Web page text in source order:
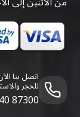
اتصل بنا
للحجز
87300